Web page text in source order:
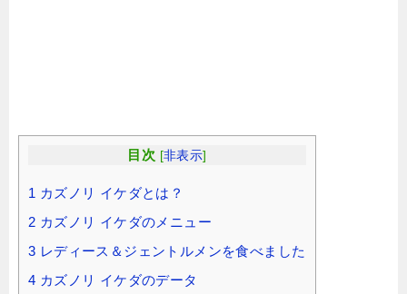
目次 [非表示]
1 カズノリ イケダとは？
2 カズノリ イケダのメニュー
3 レディース＆ジェントルメンを食べました
4 カズノリ イケダのデータ